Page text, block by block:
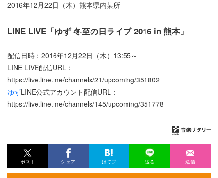
2016年12月22日（木）熊本県内某所
LINE LIVE「ゆず 冬至の日ライブ 2016 in 熊本」
配信日時：2016年12月22日（木）13:55～
LINE LIVE配信URL：
https://live.line.me/channels/21/upcoming/351802
ゆずLINE公式アカウント配信URL：
https://live.line.me/channels/145/upcoming/351778
ポスト シェア はてブ 送る 送信